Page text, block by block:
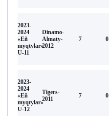
2023-
2024
«Eñ
myqtylar»
U-11
Dinamo-
Almaty-
2012
7 0
2023-
2024
«Eñ
myqtylar»
U-12
Tigers-
2011
7 0